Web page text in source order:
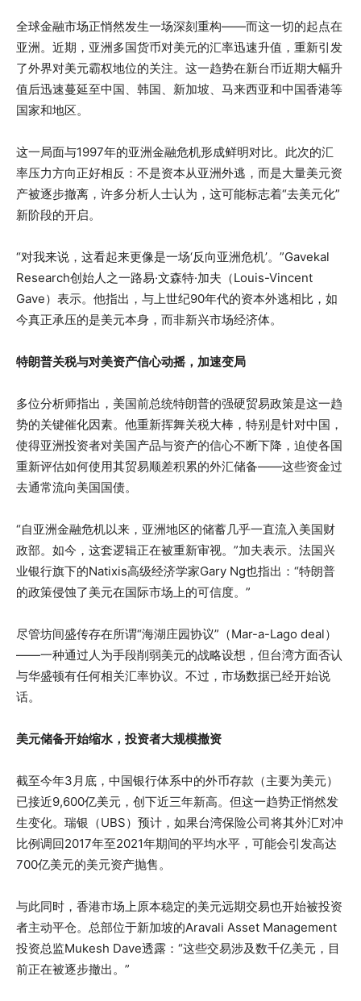
全球金融市场正悄然发生一场深刻重构——而这一切的起点在
亚洲。近期，亚洲多国货币对美元的汇率迅速升值，重新引发
了外界对美元霸权地位的关注。这一趋势在新台币近期大幅升
值后迅速蔓延至中国、韩国、新加坡、马来西亚和中国香港等
国家和地区。
这一局面与1997年的亚洲金融危机形成鲜明对比。此次的汇
率压力方向正好相反：不是资本从亚洲外逃，而是大量美元资
产被逐步撤离，许多分析人士认为，这可能标志着“去美元化”
新阶段的开启。
“对我来说，这看起来更像是一场‘反向亚洲危机’。”Gavekal
Research创始人之一路易·文森特·加夫（Louis-Vincent
Gave）表示。他指出，与上世纪90年代的资本外逃相比，如
今真正承压的是美元本身，而非新兴市场经济体。
特朗普关税与对美资产信心动摇，加速变局
多位分析师指出，美国前总统特朗普的强硬贸易政策是这一趋
势的关键催化因素。他重新挥舞关税大棒，特别是针对中国，
使得亚洲投资者对美国产品与资产的信心不断下降，迫使各国
重新评估如何使用其贸易顺差积累的外汇储备——这些资金过
去通常流向美国国债。
“自亚洲金融危机以来，亚洲地区的储蓄几乎一直流入美国财
政部。如今，这套逻辑正在被重新审视。”加夫表示。法国兴
业银行旗下的Natixis高级经济学家Gary Ng也指出：“特朗普
的政策侵蚀了美元在国际市场上的可信度。”
尽管坊间盛传存在所谓“海湖庄园协议”（Mar-a-Lago deal）
——一种通过人为手段削弱美元的战略设想，但台湾方面否认
与华盛顿有任何相关汇率协议。不过，市场数据已经开始说
话。
美元储备开始缩水，投资者大规模撤资
截至今年3月底，中国银行体系中的外币存款（主要为美元）
已接近9,600亿美元，创下近三年新高。但这一趋势正悄然发
生变化。瑞银（UBS）预计，如果台湾保险公司将其外汇对冲
比例调回2017年至2021年期间的平均水平，可能会引发高达
700亿美元的美元资产抛售。
与此同时，香港市场上原本稳定的美元远期交易也开始被投资
者主动平仓。总部位于新加坡的Aravali Asset Management
投资总监Mukesh Dave透露：“这些交易涉及数千亿美元，目
前正在被逐步撤出。”